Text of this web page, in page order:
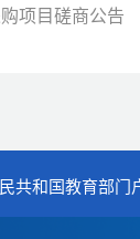
项目磋商公告
共和国教育部门